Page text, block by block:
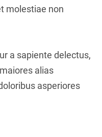
molestiae non
a sapiente delectus,
alias
asperiores